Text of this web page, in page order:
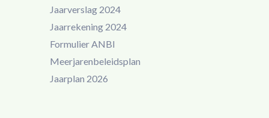
Jaarverslag 2024
Jaarrekening 2024
Formulier ANBI
Meerjarenbeleidsplan
Jaarplan 2026